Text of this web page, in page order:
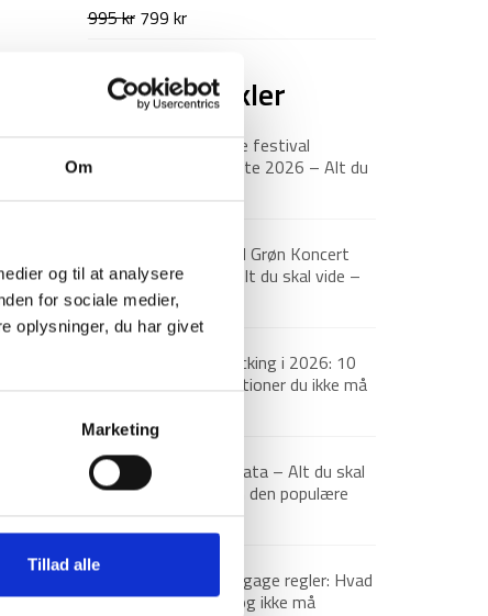
Om
og til at analysere
for sociale medier,
oplysninger, du har givet
Marketing
Tillad alle
995kr Den
pris
var:
799 krDen
pris
er:
Nyeste artikler
Roskilde festival
pakkeliste 2026 – Alt du
18. juni 2026
Guide til Grøn Koncert
2026: Alt du skal vide –
inkl. pakkeliste
Backpacking i 2026: 10
destinationer du ikke må
23. december 2025
Via Ferrata – Alt du skal
vide om den populære
klatrerute
1. april 2025
Håndbagage regler: Hvad
du må og ikke må